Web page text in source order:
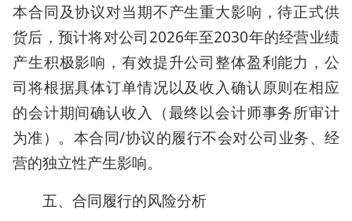
本合同及协议对当期不产生重大影响，待正式供
货后，预计将对公司2026年至2030年的经营业绩
产生积极影响，有效提升公司整体盈利能力，公
司将根据具体订单情况以及收入确认原则在相应
的会计期间确认收入（最终以会计师事务所审计
为准）。本合同/协议的履行不会对公司业务、经
营的独立性产生影响。
五、合同履行的风险分析